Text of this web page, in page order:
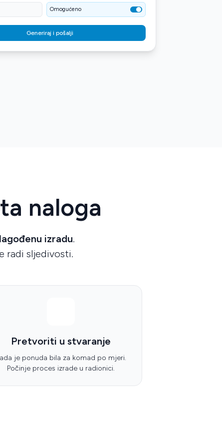
Omogućeno
Generiraj i pošalji
naloga
izradu.
radi sljedivosti.
Pretvoriti u stvaranje
je ponuda bila za komad po mjeri.
Počinje proces izrade u radionici.